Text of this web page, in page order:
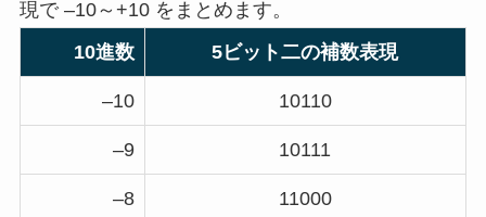
現で –10～+10 をまとめます。
10進数
5ビット二の補数表現
–10 10110
–9 10111
–8 11000